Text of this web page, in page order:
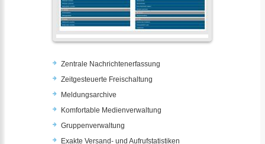
Zentrale Nachrichtenerfassung
Zeitgesteuerte Freischaltung
Meldungsarchive
Komfortable Medienverwaltung
Gruppenverwaltung
Exakte Versand- und Aufrufstatistiken